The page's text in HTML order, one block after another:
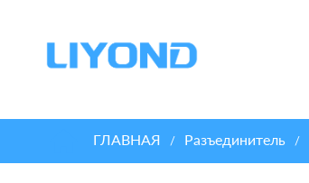
ГЛАВНАЯ / Разъединитель /